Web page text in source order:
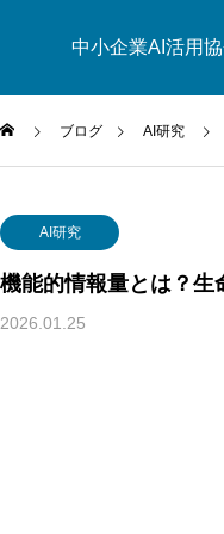
中小企業AI活用
運営団体
ブログ AI研究
AI研究
機能的情報量とは？生
2026.01.25